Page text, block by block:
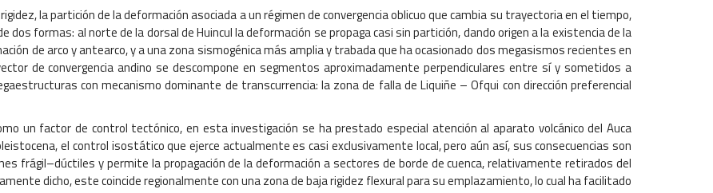
la partición de la deformación asociada a un régimen de convergencia oblicuo que cambia su trayectoria en el tiempo,
dos formas: al norte de la dorsal de Huincul la deformación se propaga casi sin partición, dando origen a la existencia de la
de arco y antearco, y a una zona sismogénica más amplia y trabada que ha ocasionado dos megasismos recientes en
de convergencia andino se descompone en segmentos aproximadamente perpendiculares entre sí y sometidos a
con mecanismo dominante de transcurrencia: la zona de falla de Liquiñe – Ofqui con dirección preferencial
un factor de control tectónico, en esta investigación se ha prestado especial atención al aparato volcánico del Auca
el control isostático que ejerce actualmente es casi exclusivamente local, pero aún así, sus consecuencias son
frágil–dúctiles y permite la propagación de la deformación a sectores de borde de cuenca, relativamente retirados del
dicho, este coincide regionalmente con una zona de baja rigidez flexural para su emplazamiento, lo cual ha facilitado